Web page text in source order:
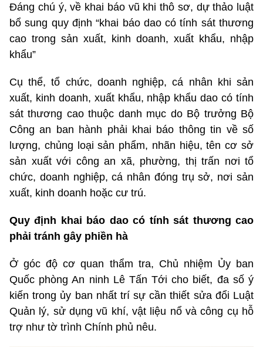
Đáng chú ý, về khai báo vũ khi thô sơ, dự thảo luật
bổ sung quy định “khai báo dao có tính sát thương
cao trong sản xuất, kinh doanh, xuất khẩu, nhập
khẩu”
Cụ thể, tổ chức, doanh nghiệp, cá nhân khi sản
xuất, kinh doanh, xuất khẩu, nhập khẩu dao có tính
sát thương cao thuộc danh mục do Bộ trưởng Bộ
Công an ban hành phải khai báo thông tin về số
lượng, chủng loại sản phẩm, nhãn hiệu, tên cơ sở
sản xuất với công an xã, phường, thị trấn nơi tổ
chức, doanh nghiệp, cá nhân đóng trụ sở, nơi sản
xuất, kinh doanh hoặc cư trú.
Quy định khai báo dao có tính sát thương cao
phải tránh gây phiền hà
Ở góc độ cơ quan thẩm tra, Chủ nhiệm Ủy ban
Quốc phòng An ninh Lê Tấn Tới cho biết, đa số ý
kiến trong ủy ban nhất trí sự cần thiết sửa đổi Luật
Quản lý, sử dụng vũ khí, vật liệu nổ và công cụ hỗ
trợ như tờ trình Chính phủ nêu.